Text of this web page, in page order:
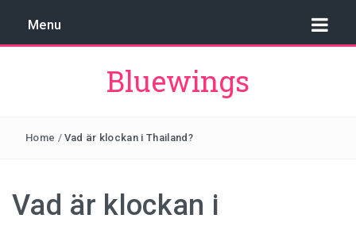
Menu
VAD ÄR KLOCKAN I SIDNEY?
VAD ÄR KLOCKAN I JAKARTA?
Bluewings
Home / Vad är klockan i Thailand?
Vad är klockan i